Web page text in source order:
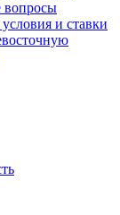
вопросы
и ставки